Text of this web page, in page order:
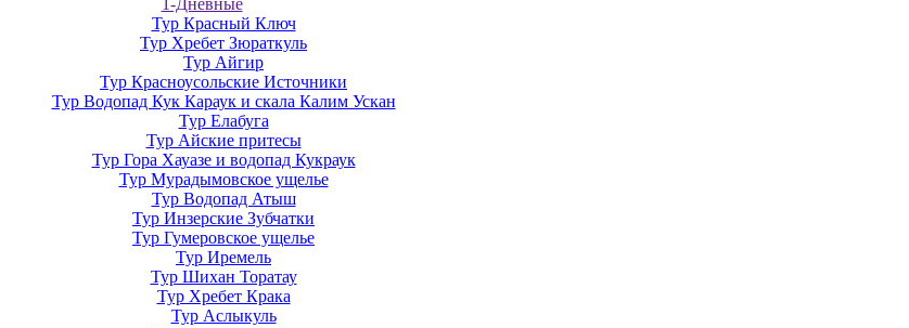
1-Дневные
Тур Красный Ключ
Тур Хребет Зюраткуль
Тур Айгир
Тур Красноусольские Источники
Тур Водопад Кук Караук и скала Калим Ускан
Тур Елабуга
Тур Айские притесы
Тур Гора Хауазе и водопад Кукраук
Тур Мурадымовское ущелье
Тур Водопад Атыш
Тур Инзерские Зубчатки
Тур Гумеровское ущелье
Тур Иремель
Тур Шихан Торатау
Тур Хребет Крака
Тур Аслыкуль